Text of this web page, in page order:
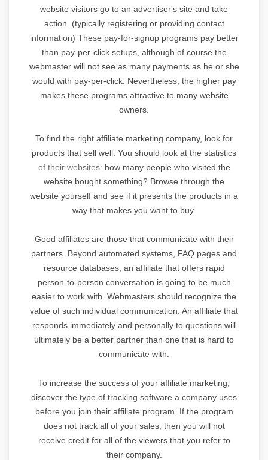
website visitors go to an advertiser's site and take
action. (typically registering or providing contact
information) These pay-for-signup programs pay better
than pay-per-click setups, although of course the
webmaster will not see as many payments as he or she
would with pay-per-click. Nevertheless, the higher pay
makes these programs attractive to many website
owners.
To find the right affiliate marketing company, look for
products that sell well. You should look at the statistics
of their websites: how many people who visited the
website bought something? Browse through the
website yourself and see if it presents the products in a
way that makes you want to buy.
Good affiliates are those that communicate with their
partners. Beyond automated systems, FAQ pages and
resource databases, an affiliate that offers rapid
person-to-person conversation is going to be much
easier to work with. Webmasters should recognize the
value of such individual communication. An affiliate that
responds immediately and personally to questions will
ultimately be a better partner than one that is hard to
communicate with.
To increase the success of your affiliate marketing,
discover the type of tracking software a company uses
before you join their affiliate program. If the program
does not track all of your sales, then you will not
receive credit for all of the viewers that you refer to
their company.